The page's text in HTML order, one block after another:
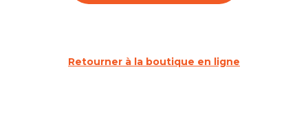
Retourner à la boutique en ligne